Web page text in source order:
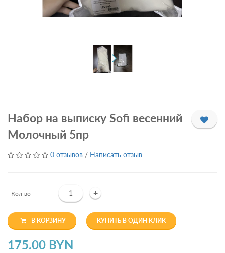
Набор на выписку Sofi весенний
Молочный 5пр
0 отзывов / Написать отзыв
Кол-во +
В КОРЗИНУ КУПИТЬ В ОДИН КЛИК
175.00 BYN